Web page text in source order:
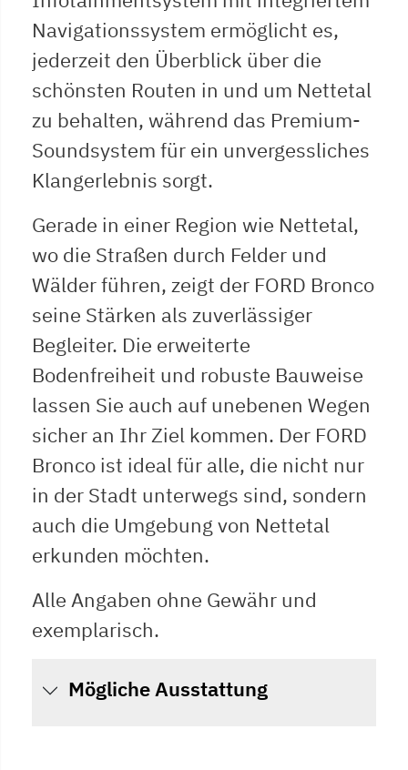
Navigationssystem ermöglicht es,
jederzeit den Überblick über die
schönsten Routen in und um Nettetal
zu behalten, während das Premium-
Soundsystem für ein unvergessliches
Klangerlebnis sorgt.
Gerade in einer Region wie Nettetal,
wo die Straßen durch Felder und
Wälder führen, zeigt der FORD Bronco
seine Stärken als zuverlässiger
Begleiter. Die erweiterte
Bodenfreiheit und robuste Bauweise
lassen Sie auch auf unebenen Wegen
sicher an Ihr Ziel kommen. Der FORD
Bronco ist ideal für alle, die nicht nur
in der Stadt unterwegs sind, sondern
auch die Umgebung von Nettetal
erkunden möchten.
Alle Angaben ohne Gewähr und
exemplarisch.
Mögliche Ausstattung